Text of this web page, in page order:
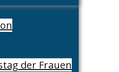
der Frauen